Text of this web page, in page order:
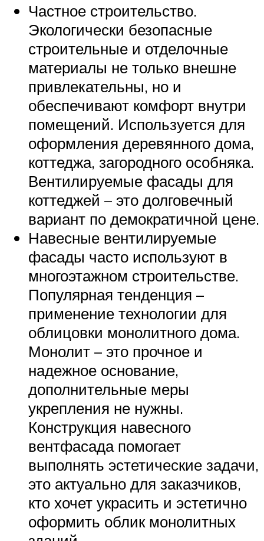
Частное строительство.
Экологически безопасные
строительные и отделочные
материалы не только внешне
привлекательны, но и
обеспечивают комфорт внутри
помещений. Используется для
оформления деревянного дома,
коттеджа, загородного особняка.
Вентилируемые фасады для
коттеджей – это долговечный
вариант по демократичной цене.
Навесные вентилируемые
фасады часто используют в
многоэтажном строительстве.
Популярная тенденция –
применение технологии для
облицовки монолитного дома.
Монолит – это прочное и
надежное основание,
дополнительные меры
укрепления не нужны.
Конструкция навесного
вентфасада помогает
выполнять эстетические задачи,
это актуально для заказчиков,
кто хочет украсить и эстетично
оформить облик монолитных